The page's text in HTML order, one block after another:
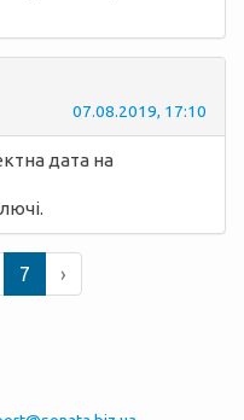
07.08.2019, 17:10
дата на
7 ›